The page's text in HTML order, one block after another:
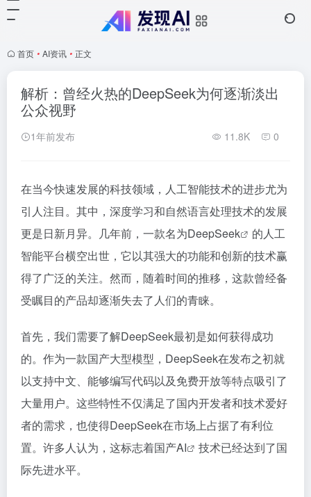
首页 • AI资讯 • 正文
解析：曾经火热的DeepSeek为何逐渐淡出
公众视野
1年前发布 11.8K 0
在当今快速发展的科技领域，人工智能技术的进步尤为
引人注目。其中，深度学习和自然语言处理技术的发展
更是日新月异。几年前，一款名为DeepSeek
的人工
智能平台横空出世，它以其强大的功能和创新的技术赢
得了广泛的关注。然而，随着时间的推移，这款曾经备
受瞩目的产品却逐渐失去了人们的青睐。
首先，我们需要了解DeepSeek最初是如何获得成功
的。作为一款国产大型模型，DeepSeek在发布之初就
以支持中文、能够编写代码以及免费开放等特点吸引了
大量用户。这些特性不仅满足了国内开发者和技术爱好
者的需求，也使得DeepSeek在市场上占据了有利位
置。许多人认为，这标志着国产AI
技术已经达到了国
际先进水平。